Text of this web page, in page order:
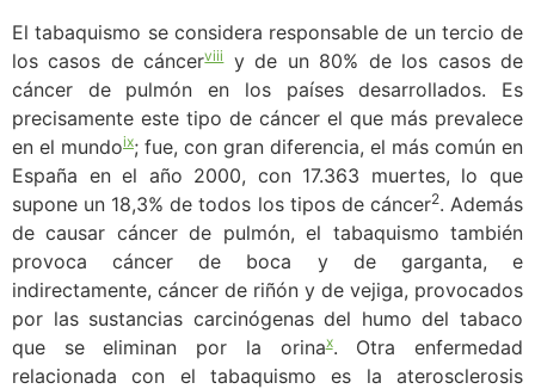
El tabaquismo se considera responsable de un tercio de
los casos de cáncerviiiy de un 80% de los casos de
cáncer de pulmón en los países desarrollados. Es
precisamente este tipo de cáncer el que más prevalece
en el mundoix; fue, con gran diferencia, el más común en
España en el año 2000, con 17.363 muertes, lo que
supone un 18,3% de todos los tipos de cáncer2. Además
de causar cáncer de pulmón, el tabaquismo también
provoca cáncer de boca y de garganta, e
indirectamente, cáncer de riñón y de vejiga, provocados
por las sustancias carcinógenas del humo del tabaco
que se eliminan por la orinax. Otra enfermedad
relacionada con el tabaquismo es la aterosclerosis